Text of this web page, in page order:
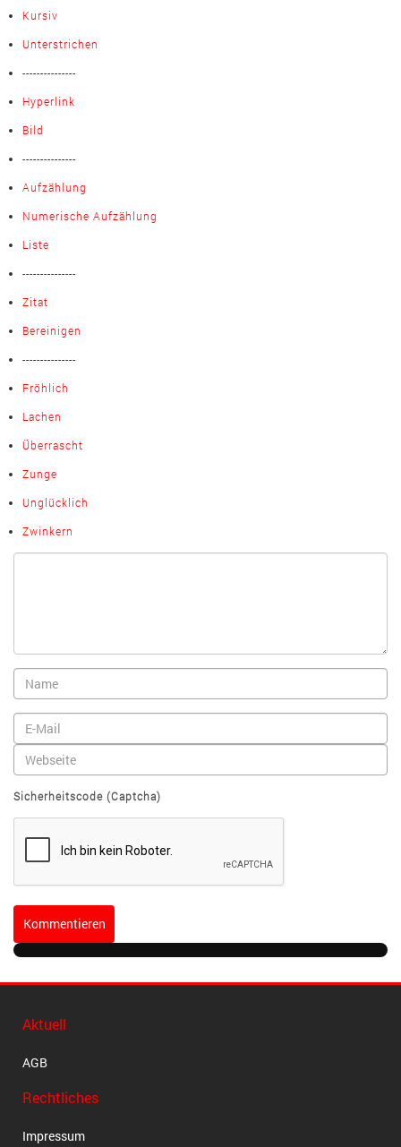
Kursiv
Unterstrichen
---------------
Hyperlink
Bild
---------------
Aufzählung
Numerische Aufzählung
Liste
---------------
Zitat
Bereinigen
---------------
Fröhlich
Lachen
Überrascht
Zunge
Unglücklich
Zwinkern
Sicherheitscode (Captcha)
Kommentieren
Aktuell
AGB
Rechtliches
Impressum